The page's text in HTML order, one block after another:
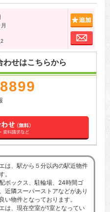
2
お問
せはこちらから
は、駅から５分以内の駅近物件
。
ボックス、駐輪場、24時間ゴ
近隣スーパーストアなどがあり
い物件となっております。
は、現在空室が1室となってい